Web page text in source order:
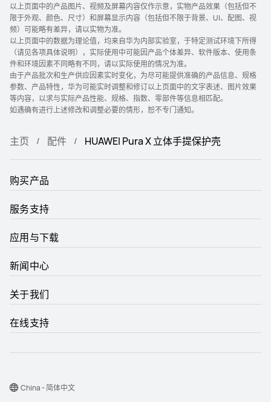
以上页面中的产品图片、视频及屏幕内容仅作示意，实物产品效果（包括但不
限于外观、颜色、尺寸）和屏幕显示内容（包括但不限于背景、UI、配图、视
频）可能略有差异，请以实物为准。
以上页面中的数据为理论值，均来自华为内部实验室，于特定测试环境下所得
（请见各项具体说明），实际使用中可能因产品个体差异、软件版本、使用条
件和环境因素不同略有不同，请以实际使用的情况为准。
由于产品批次和生产供应因素实时变化，为尽可能提供准确的产品信息、规格
参数、产品特性，华为可能实时调整和修订以上页面中的文字表述、图片效果
等内容，以求与实际产品性能、规格、指数、零部件等信息相匹配。
如遇确有进行上述修改和调整必要的情形，恕不专门通知。
主页 配件 HUAWEI Pura X 立体手提保护壳
购买产品
服务支持
应用与下载
新闻中心
关于我们
在线支持
China - 简体中文